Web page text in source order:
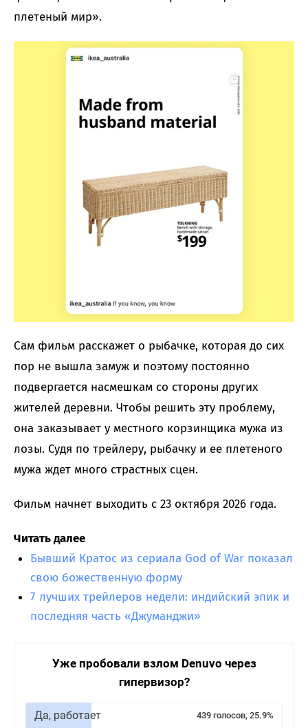
плетеный мир».
Сам фильм расскажет о рыбачке, которая до сих
пор не вышла замуж и поэтому постоянно
подвергается насмешкам со стороны других
жителей деревни. Чтобы решить эту проблему,
она заказывает у местного корзинщика мужа из
лозы. Судя по трейлеру, рыбачку и ее плетеного
мужа ждет много страстных сцен.
Фильм начнет выходить с 23 октября 2026 года.
Читать далее
Бывший Кратос из сериала God of War показал
свою божественную форму
7 лучших трейлеров недели: индийский эпик и
последняя часть «Джуманджи»
Уже пробовали взлом Denuvo через
гипервизор?
Да, работает 439 голосов, 25.9%